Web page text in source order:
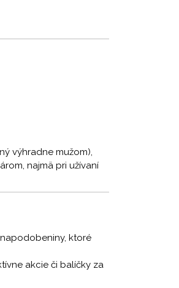
výhradne mužom),
najmä pri užívaní
ktoré
akcie či balíčky za